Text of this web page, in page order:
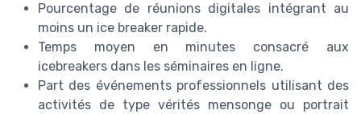
Pourcentage de réunions digitales intégrant au
moins un ice breaker rapide.
Temps moyen en minutes consacré aux
icebreakers dans les séminaires en ligne.
Part des événements professionnels utilisant des
activités de type vérités mensonge ou portrait